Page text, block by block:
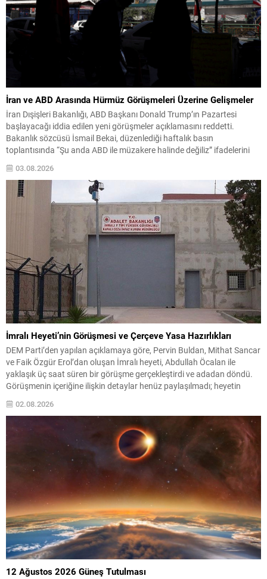
İran ve ABD Arasında Hürmüz Görüşmeleri Üzerine Gelişmeler
İran Dışişleri Bakanlığı, ABD Başkanı Donald Trump’ın Pazartesi
başlayacağı iddia edilen yeni görüşmeler açıklamasını reddetti.
Bakanlık sözcüsü İsmail Bekai, düzenlediği haftalık basın
toplantısında “Şu anda ABD ile müzakere halinde değiliz” ifadelerini
kullandı ve mevcut diplomatik temasların esasen Umman ile Hürmüz
Boğazı’nın geçiş güvenliğine ilişkin olduğunu belirtti. Hürmüz Boğazı,
çatışmayı sonlandırma...
03.08.2026
İmralı Heyeti’nin Görüşmesi ve Çerçeve Yasa Hazırlıkları
DEM Parti’den yapılan açıklamaya göre, Pervin Buldan, Mithat Sancar
ve Faik Özgür Erol’dan oluşan İmralı heyeti, Abdullah Öcalan ile
yaklaşık üç saat süren bir görüşme gerçekleştirdi ve adadan döndü.
Görüşmenin içeriğine ilişkin detaylar henüz paylaşılmadı; heyetin
konuyla ilgili açıklamayı yarın yapması bekleniyor. Çerçeve yasaya
ilişkin son gelişmeler Terörsüz Türkiye çerçevesinde...
02.08.2026
12 Ağustos 2026 Güneş Tutulması